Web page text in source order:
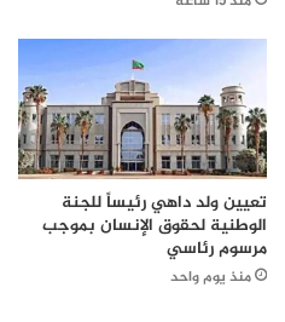
تعيين ولد داهي رئيساً للجنة
الوطنية لحقوق الإنسان بموجب
مرسوم رئاسي
منذ يوم واحد